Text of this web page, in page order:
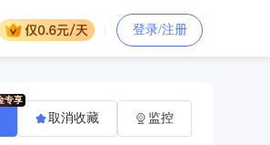
登录/注册
取消收藏 监控